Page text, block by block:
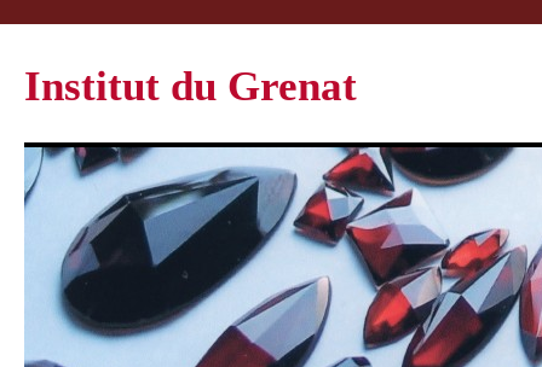
Institut du Grenat